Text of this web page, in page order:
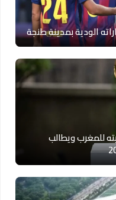
الودية بمدينة طنجة
للمغرب ويطالب